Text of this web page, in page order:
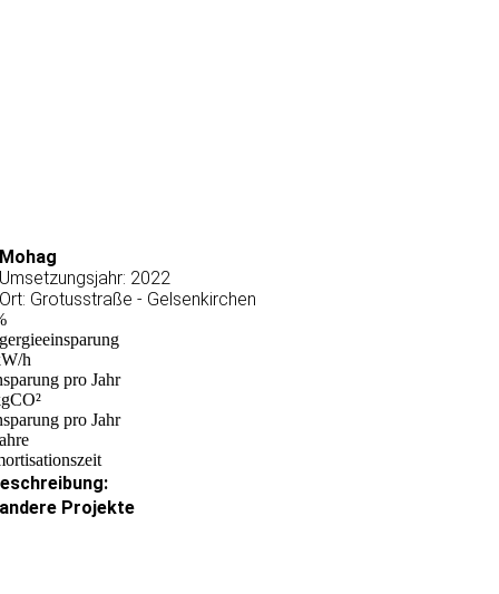
Mohag
Umsetzungsjahr: 2022
Ort: Grotusstraße - Gelsenkirchen
h
pro Jahr
pro Jahr
andere Projekte